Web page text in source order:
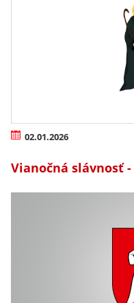
02.01.2026
Vianočná slávnosť